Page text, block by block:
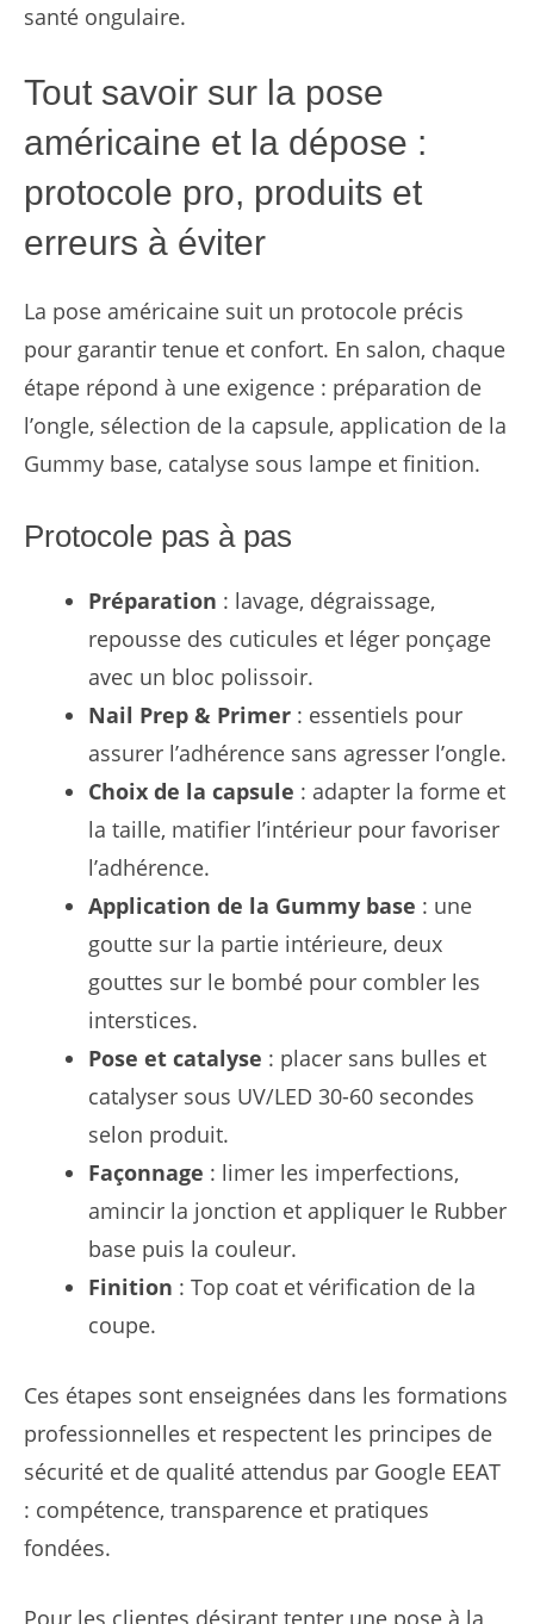
santé ongulaire.
Tout savoir sur la pose
américaine et la dépose :
protocole pro, produits et
erreurs à éviter
La pose américaine suit un protocole précis
pour garantir tenue et confort. En salon, chaque
étape répond à une exigence : préparation de
l’ongle, sélection de la capsule, application de la
Gummy base, catalyse sous lampe et finition.
Protocole pas à pas
Préparation : lavage, dégraissage,
repousse des cuticules et léger ponçage
avec un bloc polissoir.
Nail Prep & Primer : essentiels pour
assurer l’adhérence sans agresser l’ongle.
Choix de la capsule : adapter la forme et
la taille, matifier l’intérieur pour favoriser
l’adhérence.
Application de la Gummy base : une
goutte sur la partie intérieure, deux
gouttes sur le bombé pour combler les
interstices.
Pose et catalyse : placer sans bulles et
catalyser sous UV/LED 30-60 secondes
selon produit.
Façonnage : limer les imperfections,
amincir la jonction et appliquer le Rubber
base puis la couleur.
Finition : Top coat et vérification de la
coupe.
Ces étapes sont enseignées dans les formations
professionnelles et respectent les principes de
sécurité et de qualité attendus par Google EEAT
: compétence, transparence et pratiques
fondées.
Pour les clientes désirant tenter une pose à la